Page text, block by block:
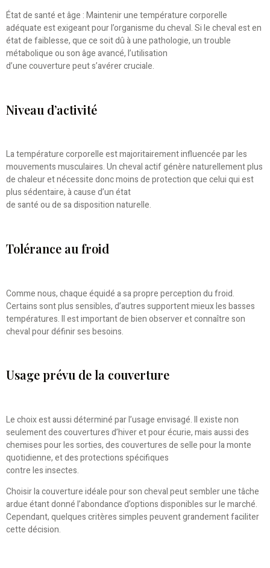
État de santé et âge : Maintenir une température corporelle
adéquate est exigeant pour l’organisme du cheval. Si le cheval est en
état de faiblesse, que ce soit dû à une pathologie, un trouble
métabolique ou son âge avancé, l’utilisation
d’une couverture peut s’avérer cruciale.
Niveau d’activité
La température corporelle est majoritairement influencée par les
mouvements musculaires. Un cheval actif génère naturellement plus
de chaleur et nécessite donc moins de protection que celui qui est
plus sédentaire, à cause d’un état
de santé ou de sa disposition naturelle.
Tolérance au froid
Comme nous, chaque équidé a sa propre perception du froid.
Certains sont plus sensibles, d’autres supportent mieux les basses
températures. Il est important de bien observer et connaître son
cheval pour définir ses besoins.
Usage prévu de la couverture
Le choix est aussi déterminé par l’usage envisagé. Il existe non
seulement des couvertures d’hiver et pour écurie, mais aussi des
chemises pour les sorties, des couvertures de selle pour la monte
quotidienne, et des protections spécifiques
contre les insectes.
Choisir la couverture idéale pour son cheval peut sembler une tâche
ardue étant donné l’abondance d’options disponibles sur le marché.
Cependant, quelques critères simples peuvent grandement faciliter
cette décision.